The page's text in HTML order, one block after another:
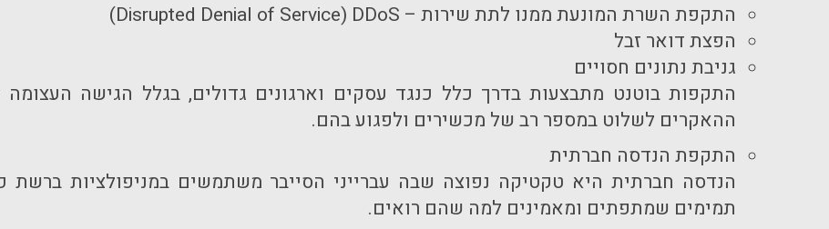
התקפת השרת המונעת ממנו לתת שירות – DDoS
(
Disrupted Denial of Service
)
הפצת דואר זבל
גניבת נתונים חסויים
התקפות בוטנט מתבצעות בדרך כלל כנגד עסקים וארגונים גדולים, בגלל הגישה העצומה
ההאקרים לשלוט במספר רב של מכשירים ולפגוע בהם.
התקפת הנדסה חברתית
הנדסה חברתית היא טקטיקה נפוצה שבה עברייני הסייבר משתמשים במניפולציות
תמימים שמתפתים ומאמינים למה שהם רואים.